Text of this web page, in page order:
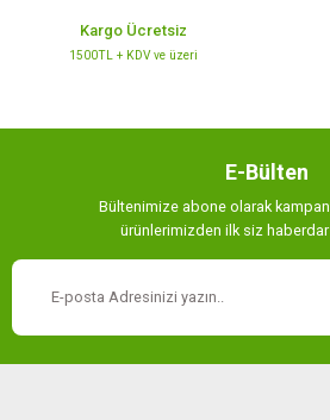
Kargo Ücretsiz
1500TL + KDV ve üzeri
E-Bülten
Bültenimize abone olarak
ürünlerimizden ilk siz